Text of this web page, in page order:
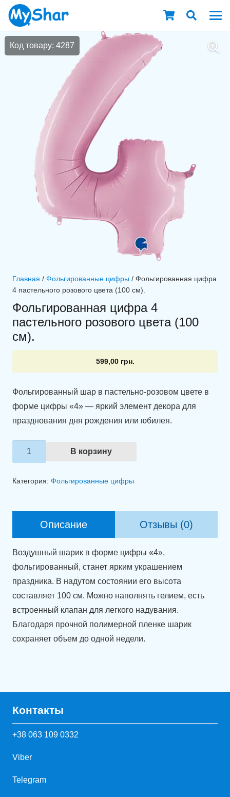
Код товару: 4287
Главная / Фольгированные цифры / Фольгированная цифра
4 пастельного розового цвета (100 см).
Фольгированная цифра 4
пастельного розового цвета (100
см).
599,00 грн.
Фольгированный шар в пастельно-розовом цвете в
форме цифры «4» — яркий элемент декора для
празднования дня рождения или юбилея.
Количество
товара
цвета
(100
В корзину
Категория: Фольгированные цифры
Описание Отзывы (0)
Воздушный шарик в форме цифры «4»,
фольгированный, станет ярким украшением
праздника. В надутом состоянии его высота
составляет 100 см. Можно наполнять гелием, есть
встроенный клапан для легкого надувания.
Благодаря прочной полимерной пленке шарик
сохраняет объем до одной недели.
Контакты
+38 063 109 0332
Viber
Telegram